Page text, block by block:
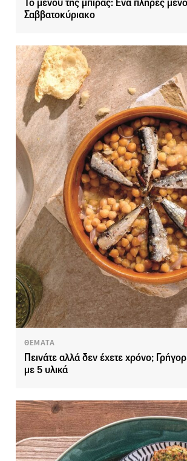
Το μενού της μπίρας: Ένα πλήρες
Σαββατοκύριακο
ΘΕΜΑΤΑ
Πεινάτε αλλά δεν έχετε χρόνο;
με 5 υλικά